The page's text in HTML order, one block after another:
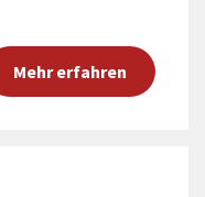
Mehr erfahren